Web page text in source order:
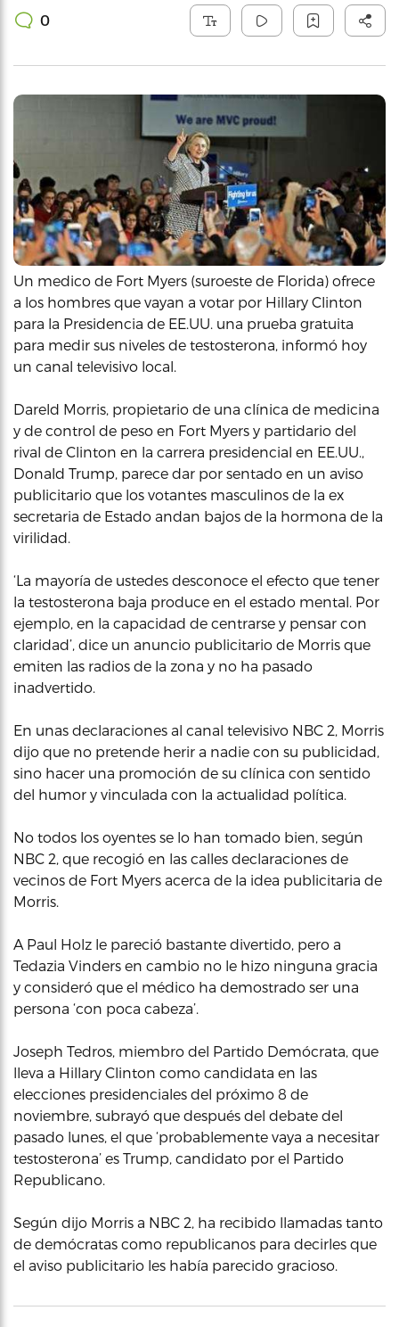
0
Un medico de Fort Myers (suroeste de Florida) ofrece
a los hombres que vayan a votar por Hillary Clinton
para la Presidencia de EE.UU. una prueba gratuita
para medir sus niveles de testosterona, informó hoy
un canal televisivo local.
Dareld Morris, propietario de una clínica de medicina
y de control de peso en Fort Myers y partidario del
rival de Clinton en la carrera presidencial en EE.UU.,
Donald Trump, parece dar por sentado en un aviso
publicitario que los votantes masculinos de la ex
secretaria de Estado andan bajos de la hormona de la
virilidad.
‘La mayoría de ustedes desconoce el efecto que tener
la testosterona baja produce en el estado mental. Por
ejemplo, en la capacidad de centrarse y pensar con
claridad’, dice un anuncio publicitario de Morris que
emiten las radios de la zona y no ha pasado
inadvertido.
En unas declaraciones al canal televisivo NBC 2, Morris
dijo que no pretende herir a nadie con su publicidad,
sino hacer una promoción de su clínica con sentido
del humor y vinculada con la actualidad política.
No todos los oyentes se lo han tomado bien, según
NBC 2, que recogió en las calles declaraciones de
vecinos de Fort Myers acerca de la idea publicitaria de
Morris.
A Paul Holz le pareció bastante divertido, pero a
Tedazia Vinders en cambio no le hizo ninguna gracia
y consideró que el médico ha demostrado ser una
persona ‘con poca cabeza’.
Joseph Tedros, miembro del Partido Demócrata, que
lleva a Hillary Clinton como candidata en las
elecciones presidenciales del próximo 8 de
noviembre, subrayó que después del debate del
pasado lunes, el que ‘probablemente vaya a necesitar
testosterona’ es Trump, candidato por el Partido
Republicano.
Según dijo Morris a NBC 2, ha recibido llamadas tanto
de demócratas como republicanos para decirles que
el aviso publicitario les había parecido gracioso.